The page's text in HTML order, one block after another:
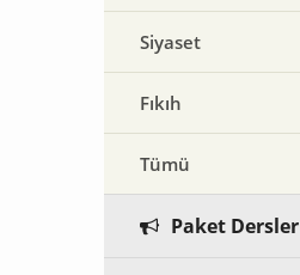
Siyaset
Fıkıh
Tümü
Paket Dersler